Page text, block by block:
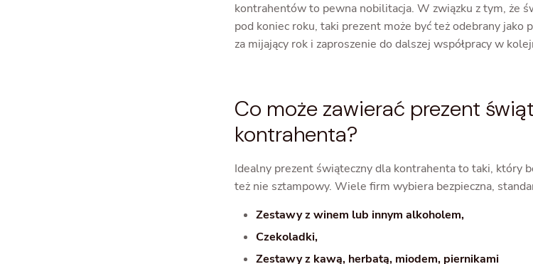
kontrahentów to pewna nobilitacja. W związku z tym, że
pod koniec roku, taki prezent może być też odebrany jako
za mijający rok i zaproszenie do dalszej współpracy w
Co może zawierać prezent
kontrahenta?
Idealny prezent świąteczny dla kontrahenta to taki, który
też nie sztampowy. Wiele firm wybiera bezpieczna,
Zestawy z winem lub innym alkoholem,
Czekoladki,
Zestawy z kawą, herbatą, miodem, piernikami